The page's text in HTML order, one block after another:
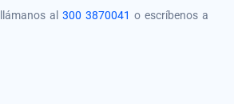
llámanos al300 3870041 o escríbenos a